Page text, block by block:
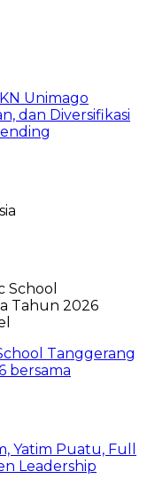
Unimago
dan Diversifikasi
Tanggerang
bersama
Yatim Puatu, Full
Leadership